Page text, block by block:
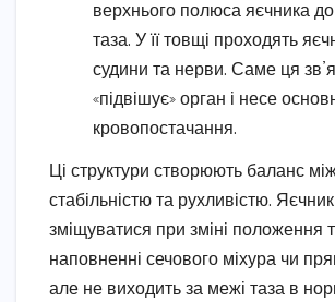
верхнього полюса яєчника до
таза. У її товщі проходять
судини та нерви. Саме ця
«підвішує» орган і несе
кровопостачання.
Ці структури створюють баланс
стабільністю та рухливістю.
зміщуватися при зміні положення
наповненні сечового міхура чи
але не виходить за межі таза в